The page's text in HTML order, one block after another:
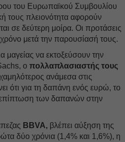
του Ευρωπαϊκού Συμβουλίου
τους πλειονότητα αφορούν
σε δεύτερη μοίρα. Οι προτάσεις
μετά την παρουσίασή τους.
μαγείας να εκτοξεύσουν την
oπολλαπλασιαστής τους
ανάμεσα στις
ότι για τη δαπάνη ενός ευρώ, το
επίπτωση των δαπανών στην
BBVA, βλέπει αύξηση της
δύο χρόνια (1,4% και 1,6%), η